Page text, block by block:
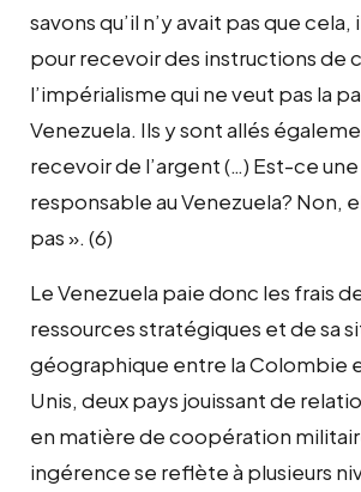
savons qu’il n’y avait pas que cela,
pour recevoir des instructions de
l’impérialisme qui ne veut pas la
Venezuela. Ils y sont allés
recevoir de l’argent (…) Est-ce
responsable au Venezuela? Non,
pas ». (6)
Le Venezuela paie donc les frais
ressources stratégiques et de sa
géographique entre la Colombie
Unis, deux pays jouissant de
en matière de coopération
ingérence se reflète à plusieurs